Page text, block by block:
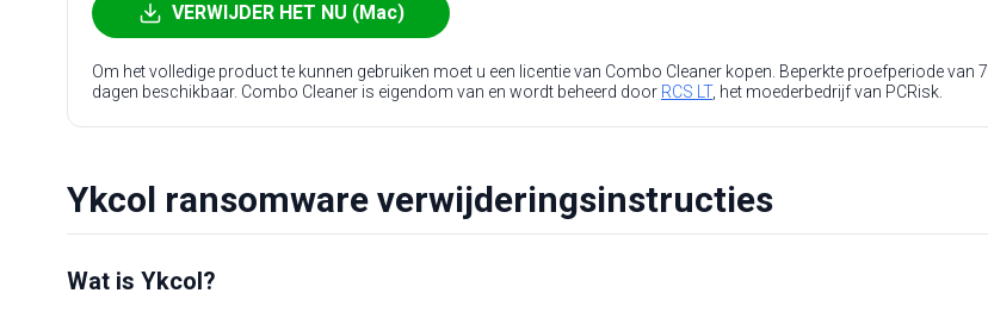
VERWIJDER HET NU (Mac)
Om het volledige product te kunnen gebruiken moet u een licentie van Combo Cleaner kopen. Beperkte proefperiode van 7
dagen beschikbaar. Combo Cleaner is eigendom van en wordt beheerd door RCS LT, het moederbedrijf van PCRisk.
Ykcol ransomware verwijderingsinstructies
Wat is Ykcol?